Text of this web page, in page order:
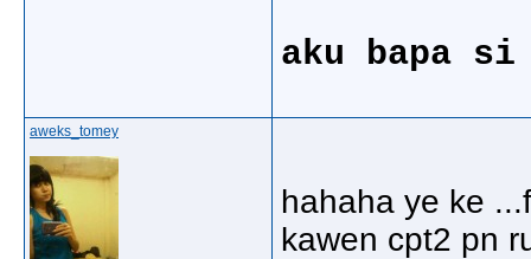
aku bapa si
aweks_tomey
hahaha ye ke
kawen cpt2 pn